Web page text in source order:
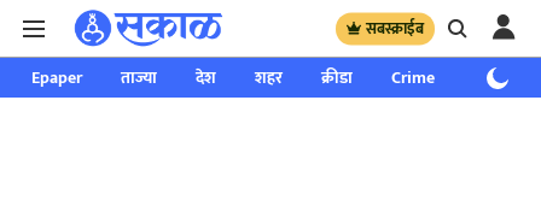
सबस्क्राईब
Epaper ताज्या देश शहर क्रीडा Crime साप्ताहिक